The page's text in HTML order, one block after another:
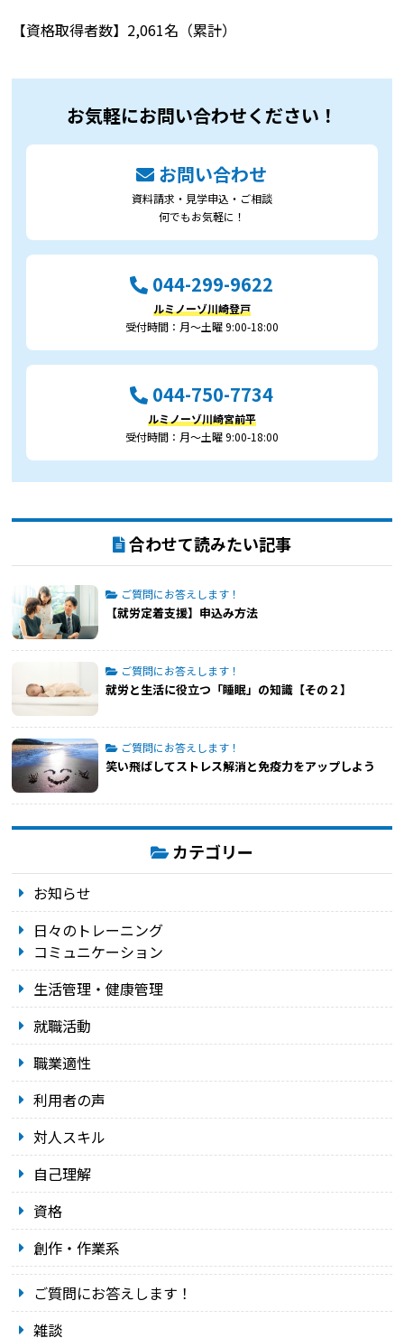
【資格取得者数】2,061名（累計）
お気軽にお問い合わせください！
お問い合わせ
資料請求・見学申込・ご相談
何でもお気軽に！
044-299-9622
ルミノーゾ川崎登戸
受付時間：月～土曜 9:00-18:00
044-750-7734
ルミノーゾ川崎宮前平
受付時間：月～土曜 9:00-18:00
合わせて読みたい記事
ご質問にお答えします！
【就労定着支援】申込み方法
ご質問にお答えします！
就労と生活に役立つ「睡眠」の知識【その２】
ご質問にお答えします！
笑い飛ばしてストレス解消と免疫力をアップしよう
カテゴリー
お知らせ
日々のトレーニング
コミュニケーション
生活管理・健康管理
就職活動
職業適性
利用者の声
対人スキル
自己理解
資格
創作・作業系
ご質問にお答えします！
雑談